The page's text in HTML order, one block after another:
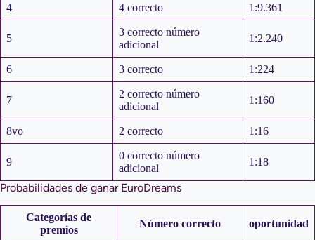
4 4 correcto 1:9.361
5
3 correcto número
adicional
1:2.240
6 3 correcto 1:224
7
2 correcto número
adicional
1:160
8vo 2 correcto 1:16
9
0 correcto número
adicional
1:18
Probabilidades de ganar EuroDreams
Categorías de
premios
Número correcto oportunidad